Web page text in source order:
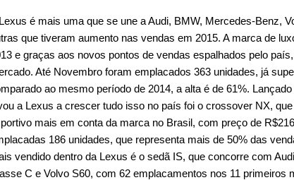
é mais uma que se une a Audi, BMW, Mercedes-Benz,
que tiveram aumento nas vendas em 2015. A marca de
e graças aos novos pontos de vendas espalhados pelo
Até Novembro foram emplacados 363 unidades, já
ao mesmo período de 2014, a alta é de 61%.
a Lexus a crescer tudo isso no país foi o crossover NX,
mais em conta da marca no Brasil, com preço de
186 unidades, que representa mais de 50% das
vendido dentro da Lexus é o sedã IS, que concorre com
C e Volvo S60, com 62 emplacamentos nos 11 primeiros